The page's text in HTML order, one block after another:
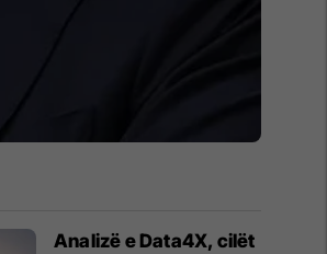
Analizë e Data4X, cilët